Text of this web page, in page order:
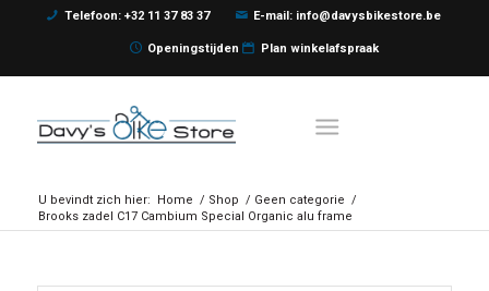
Telefoon: +32 11 37 83 37 E-mail: info@davysbikestore.be
Openingstijden Plan winkelafspraak
U bevindt zich hier: Home / Shop / Geen categorie /
Brooks zadel C17 Cambium Special Organic alu frame